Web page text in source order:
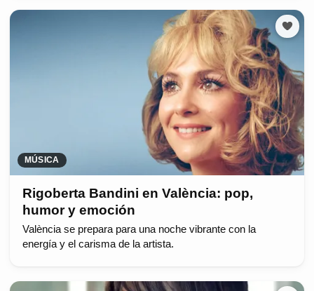
MÚSICA
Rigoberta Bandini en València: pop,
humor y emoción
València se prepara para una noche vibrante con la
energía y el carisma de la artista.